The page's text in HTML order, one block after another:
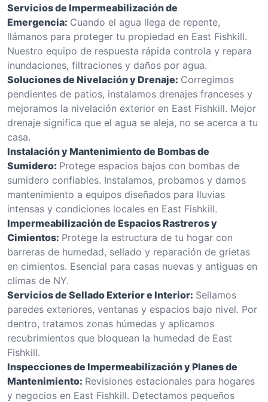
Servicios de Impermeabilización de
Emergencia: Cuando el agua llega de repente,
llámanos para proteger tu propiedad en East Fishkill.
Nuestro equipo de respuesta rápida controla y repara
inundaciones, filtraciones y daños por agua.
Soluciones de Nivelación y Drenaje: Corregimos
pendientes de patios, instalamos drenajes franceses y
mejoramos la nivelación exterior en East Fishkill. Mejor
drenaje significa que el agua se aleja, no se acerca a tu
casa.
Instalación y Mantenimiento de Bombas de
Sumidero: Protege espacios bajos con bombas de
sumidero confiables. Instalamos, probamos y damos
mantenimiento a equipos diseñados para lluvias
intensas y condiciones locales en East Fishkill.
Impermeabilización de Espacios Rastreros y
Cimientos: Protege la estructura de tu hogar con
barreras de humedad, sellado y reparación de grietas
en cimientos. Esencial para casas nuevas y antiguas en
climas de NY.
Servicios de Sellado Exterior e Interior: Sellamos
paredes exteriores, ventanas y espacios bajo nivel. Por
dentro, tratamos zonas húmedas y aplicamos
recubrimientos que bloquean la humedad de East
Fishkill.
Inspecciones de Impermeabilización y Planes de
Mantenimiento: Revisiones estacionales para hogares
y negocios en East Fishkill. Detectamos pequeños